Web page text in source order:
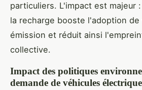
particuliers. L'impact est majeur
la recharge booste l'adoption
émission et réduit ainsi
collective.
Impact des politiques
demande de véhicules